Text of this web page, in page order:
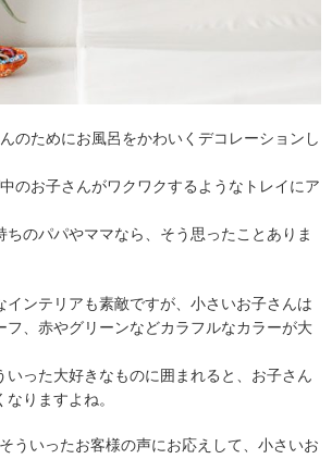
のためにお風呂をかわいくデコレーションし
のお子さんがワクワクするようなトレイにア
ちのパパやママなら、そう思ったことありま
インテリアも素敵ですが、小さいお子さんは
フ、赤やグリーンなどカラフルなカラーが大
いった大好きなものに囲まれると、お子さん
りますよね。
ういったお客様の声にお応えして、小さいお